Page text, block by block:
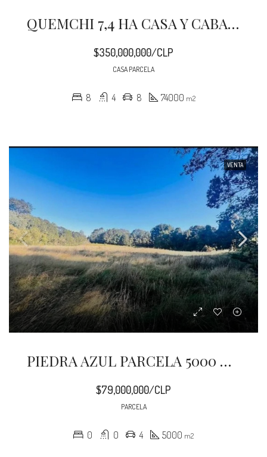
QUEMCHI 7,4 HA CASA Y CABAÑAS RURAL VISTA AL MAR
$350,000,000/CLP
CASA PARCELA
8 4 8 74000 m2
VENTA
PIEDRA AZUL PARCELA 5000 M2 COND CAMPO MAR
$79,000,000/CLP
PARCELA
0 0 4 5000 m2